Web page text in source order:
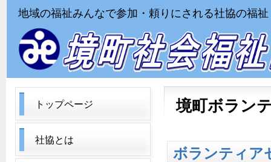
地域の福祉みんなで参加・頼りにされる社協の福祉
境町ボラン
ボランティア
トップページ
社協とは